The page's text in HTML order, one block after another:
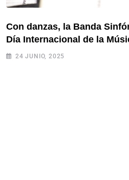
Con danzas, la Banda
Día Internacional de la
24 JUNIO, 2025